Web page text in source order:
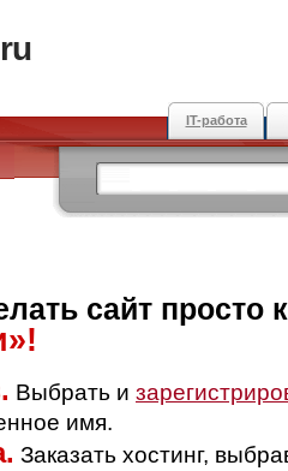
IT-работа
сайт просто
Выбрать и
имя.
Заказать хостинг,